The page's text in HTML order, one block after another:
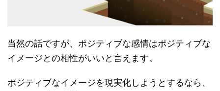
当然の話ですが、ポジティブな感情はポジティブな
イメージとの相性がいいと言えます。
ポジティブなイメージを現実化しようとするなら、